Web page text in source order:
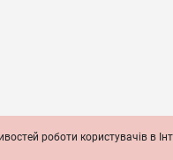
замовлення на сайті.
і допоможуть з
повідомлення
роботи користувачів в